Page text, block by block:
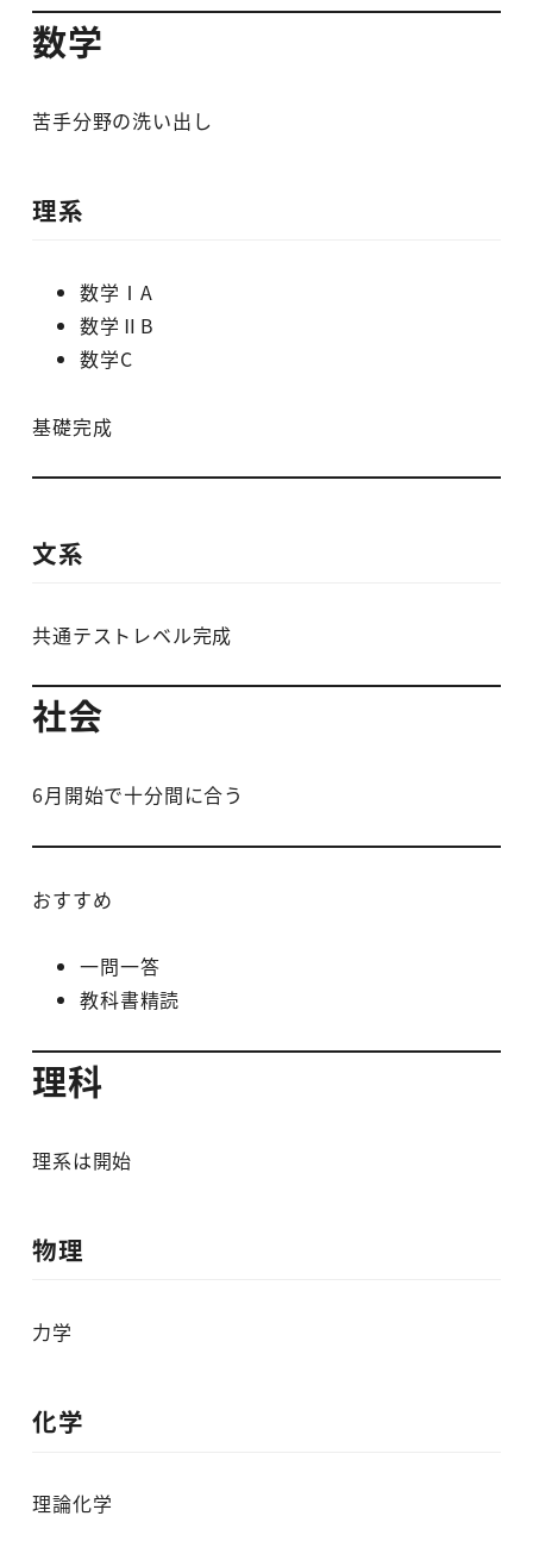
数学
苦手分野の洗い出し
理系
数学ⅠA
数学ⅡB
数学C
基礎完成
文系
共通テストレベル完成
社会
6月開始で十分間に合う
おすすめ
一問一答
教科書精読
理科
理系は開始
物理
力学
化学
理論化学